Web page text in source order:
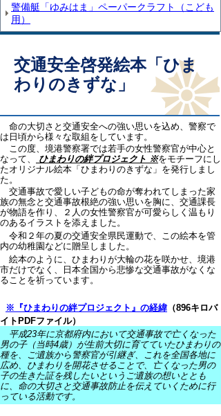
警備艇「ゆみはま」ペーパークラフト（こども
用）
交通安全啓発絵本「ひま
わりのきずな」
命の大切さと交通安全への強い思いを込め、警察で
は日頃から様々な取組をしています。
この度、境港警察署では若手の女性警察官が中心と
なって、
ひまわりの絆プロジェクト ※をモチーフにし
たオリジナル絵本「ひまわりのきずな」を発行しまし
た。
交通事故で愛しい子どもの命が奪われてしまった家
族の無念と交通事故根絶の強い思いを胸に、交通課長
が物語を作り、２人の女性警察官が可愛らしく温もり
のあるイラストを添えました。
令和２年の夏の交通安全県民運動で、この絵本を管
内の幼稚園などに贈呈しました。
絵本のように、ひまわりが大輪の花を咲かせ、境港
市だけでなく、日本全国から悲惨な交通事故がなくな
ることを祈っています。
※『ひまわりの絆プロジェクト』の経緯（896キロバ
イトPDFファイル）
平成23年に京都府内において交通事故で亡くなった
男の子（当時4歳）が生前大切に育てていたひまわりの
種を、ご遺族から警察官が引継ぎ、これを全国各地に
広め、ひまわりを開花させることで、亡くなった男の
子の生きた証を残したいというご遺族の想いととも
に、命の大切さと交通事故防止を伝えていくために行
っている活動です。